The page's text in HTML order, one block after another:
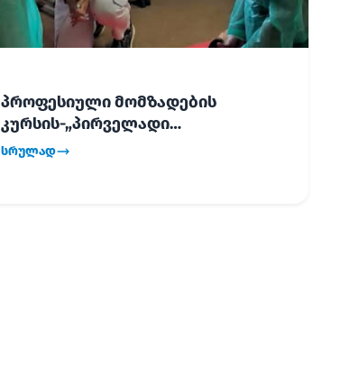
პროფესიული მომზადების
კურსის-„პირველადი
გადაუდებელი დახმარება“,
სრულად